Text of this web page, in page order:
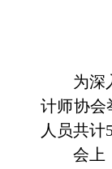
为深
计师协会
人员共计
会上